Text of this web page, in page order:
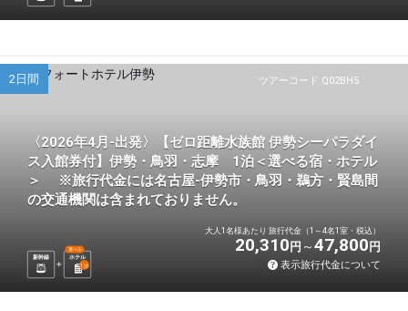
ツアーコード Q02BH5
2日間
〈2026年4月-出発〉【ゼロ距離水族館 伊勢シーパラダイ
ス入館券付】伊勢・鳥羽・志摩 1泊＜選べる宿・ホテル
＞ ※旅行代金には名古屋-伊勢市・鳥羽・鵜方・賢島間
の交通機関は含まれておりません。
新幹線 ホテル
選べる
1 泊
大人1名様あたり 旅行代金（1～4名1室・税込）
20,310 円 47,800 円
表示旅行代金について